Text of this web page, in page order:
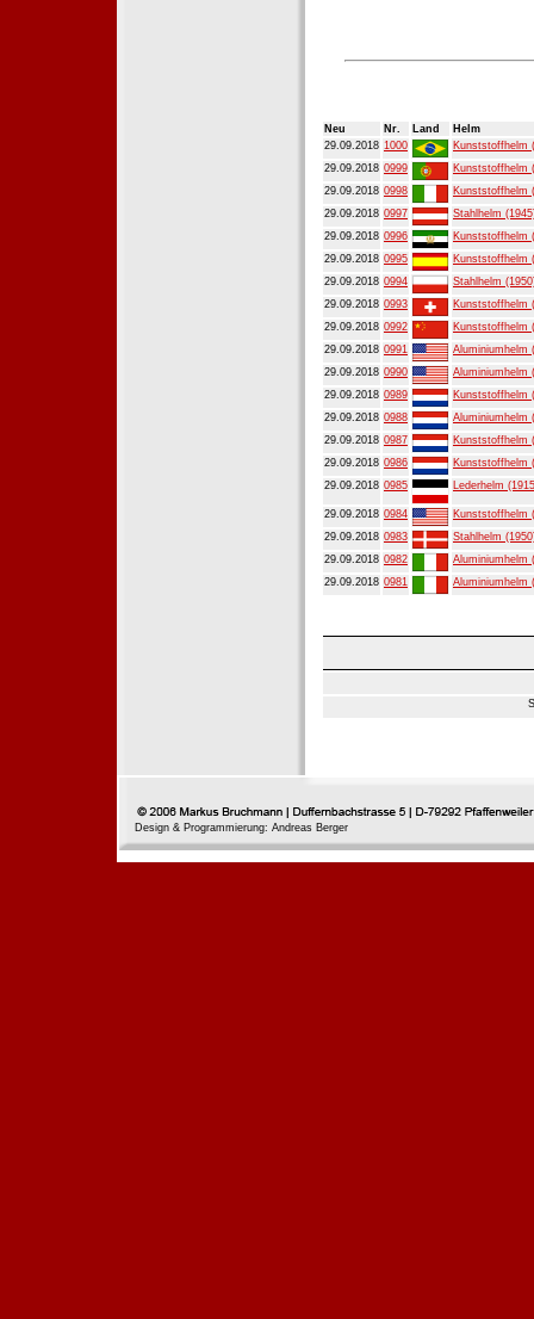
Neu Nr. Land
Helm
29.09.2018 1000
Kunststoffhelm
29.09.2018 0999
Kunststoffhelm
29.09.2018 0998
Kunststoffhelm
29.09.2018 0997
Stahlhelm
29.09.2018 0996
Kunststoffhelm
29.09.2018 0995
Kunststoffhelm
29.09.2018 0994
Stahlhelm
29.09.2018 0993
Kunststoffhelm
29.09.2018 0992
Kunststoffhelm
29.09.2018 0991
Aluminiumhelm
29.09.2018 0990
Aluminiumhelm
29.09.2018 0989
Kunststoffhelm
29.09.2018 0988
Aluminiumhelm
29.09.2018 0987
Kunststoffhelm
29.09.2018 0986
Kunststoffhelm
29.09.2018 0985 Lederhelm
29.09.2018 0984
Kunststoffhelm
29.09.2018 0983
Stahlhelm
29.09.2018 0982
Aluminiumhelm
29.09.2018 0981 Aluminiumhelm
Design & Programmierung: Andreas Berger